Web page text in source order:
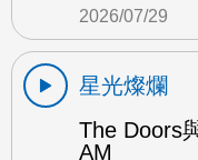
2026/07/29
星光燦爛
The Doors
AM